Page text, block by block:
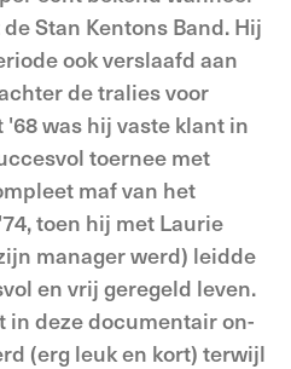
Stan Kentons Band. Hij
ook verslaafd aan
de tralies voor
was hij vaste klant in
toernee met
maf van het
toen hij met Laurie
manager werd) leidde
en vrij geregeld leven.
in deze documentair on-
(erg leuk en kort) terwijl